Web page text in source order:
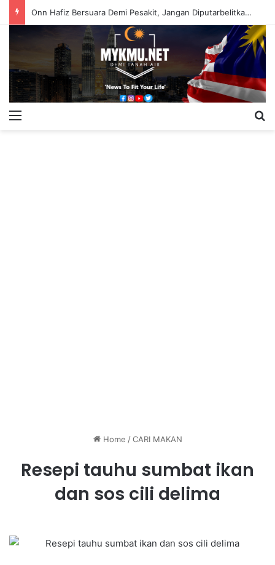
Onn Hafiz Bersuara Demi Pesakit, Jangan Diputarbelitkan – Hasrunizah
Home / CARI MAKAN
Resepi tauhu sumbat ikan
dan sos cili delima